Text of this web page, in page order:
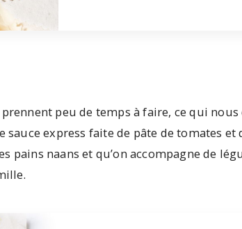
peu de temps à faire, ce qui nous
sauce express faite de pâte de tomates et
pains naans et qu’on accompagne de